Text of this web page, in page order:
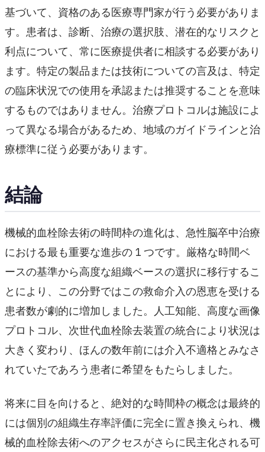
基づいて、資格のある医療専門家が行う必要がありま
す。患者は、診断、治療の選択肢、潜在的なリスクと
利点について、常に医療提供者に相談する必要があり
ます。特定の製品または技術についての言及は、特定
の臨床状況での使用を承認または推奨することを意味
するものではありません。治療プロトコルは施設によ
って異なる場合があるため、地域のガイドラインと治
療標準に従う必要があります。
結論
機械的血栓除去術の時間枠の進化は、急性脳卒中治療
における最も重要な進歩の 1 つです。厳格な時間ベ
ースの基準から高度な組織ベースの選択に移行するこ
とにより、この分野ではこの救命介入の恩恵を受ける
患者数が劇的に増加しました。人工知能、高度な画像
プロトコル、次世代血栓除去装置の統合により状況は
大きく変わり、ほんの数年前には介入不適格とみなさ
れていたであろう患者に希望をもたらしました。
将来に目を向けると、絶対的な時間枠の概念は最終的
には個別の組織生存率評価に完全に置き換えられ、機
械的血栓除去術へのアクセスがさらに民主化される可